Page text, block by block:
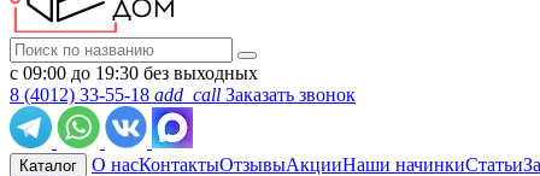
с 09:00 до 19:30 без выходных
8 (4012) 33-55-18 add_call Заказать звонок
Каталог О насКонтактыОтзывыАкцииНаши начинкиСтатьи